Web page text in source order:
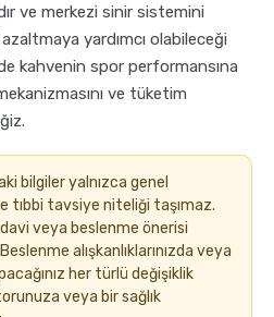
ve merkezi sinir sistemini
yardımcı olabileceği
kahvenin spor performansına
ve tüketim
bilgiler yalnızca genel
tıbbi tavsiye niteliği taşımaz.
veya beslenme önerisi
alışkanlıklarınızda veya
her türlü değişiklik
veya bir sağlık